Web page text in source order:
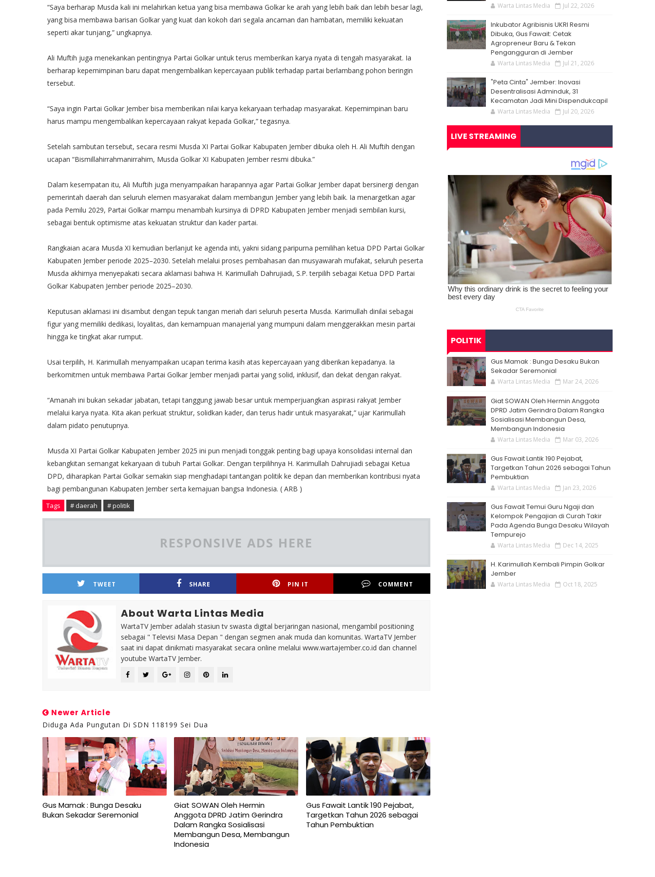
“Saya berharap Musda kali ini melahirkan ketua yang bisa membawa Golkar ke arah yang lebih baik dan lebih besar lagi,
yang bisa membawa barisan Golkar yang kuat dan kokoh dari segala ancaman dan hambatan, memiliki kekuatan
seperti akar tunjang,” ungkapnya.
Ali Muftih juga menekankan pentingnya Partai Golkar untuk terus memberikan karya nyata di tengah masyarakat. Ia
berharap kepemimpinan baru dapat mengembalikan kepercayaan publik terhadap partai berlambang pohon beringin
tersebut.
“Saya ingin Partai Golkar Jember bisa memberikan nilai karya kekaryaan terhadap masyarakat. Kepemimpinan baru
harus mampu mengembalikan kepercayaan rakyat kepada Golkar,” tegasnya.
Setelah sambutan tersebut, secara resmi Musda XI Partai Golkar Kabupaten Jember dibuka oleh H. Ali Muftih dengan
ucapan “Bismillahirrahmanirrahim, Musda Golkar XI Kabupaten Jember resmi dibuka.”
Dalam kesempatan itu, Ali Muftih juga menyampaikan harapannya agar Partai Golkar Jember dapat bersinergi dengan
pemerintah daerah dan seluruh elemen masyarakat dalam membangun Jember yang lebih baik. Ia menargetkan agar
pada Pemilu 2029, Partai Golkar mampu menambah kursinya di DPRD Kabupaten Jember menjadi sembilan kursi,
sebagai bentuk optimisme atas kekuatan struktur dan kader partai.
Rangkaian acara Musda XI kemudian berlanjut ke agenda inti, yakni sidang paripurna pemilihan ketua DPD Partai Golkar
Kabupaten Jember periode 2025–2030. Setelah melalui proses pembahasan dan musyawarah mufakat, seluruh peserta
Musda akhirnya menyepakati secara aklamasi bahwa H. Karimullah Dahrujiadi, S.P. terpilih sebagai Ketua DPD Partai
Golkar Kabupaten Jember periode 2025–2030.
Keputusan aklamasi ini disambut dengan tepuk tangan meriah dari seluruh peserta Musda. Karimullah dinilai sebagai
figur yang memiliki dedikasi, loyalitas, dan kemampuan manajerial yang mumpuni dalam menggerakkan mesin partai
hingga ke tingkat akar rumput.
Usai terpilih, H. Karimullah menyampaikan ucapan terima kasih atas kepercayaan yang diberikan kepadanya. Ia
berkomitmen untuk membawa Partai Golkar Jember menjadi partai yang solid, inklusif, dan dekat dengan rakyat.
“Amanah ini bukan sekadar jabatan, tetapi tanggung jawab besar untuk memperjuangkan aspirasi rakyat Jember
melalui karya nyata. Kita akan perkuat struktur, solidkan kader, dan terus hadir untuk masyarakat,” ujar Karimullah
dalam pidato penutupnya.
Musda XI Partai Golkar Kabupaten Jember 2025 ini pun menjadi tonggak penting bagi upaya konsolidasi internal dan
kebangkitan semangat kekaryaan di tubuh Partai Golkar. Dengan terpilihnya H. Karimullah Dahrujiadi sebagai Ketua
DPD, diharapkan Partai Golkar semakin siap menghadapi tantangan politik ke depan dan memberikan kontribusi nyata
bagi pembangunan Kabupaten Jember serta kemajuan bangsa Indonesia. ( ARB )
Tags # daerah # politik
RESPONSIVE ADS HERE
TWEET SHARE PIN IT COMMENT
About Warta Lintas Media
WartaTV Jember adalah stasiun tv swasta digital berjaringan nasional, mengambil positioning
sebagai " Televisi Masa Depan " dengan segmen anak muda dan komunitas. WartaTV Jember
saat ini dapat dinikmati masyarakat secara online melalui www.wartajember.co.id dan channel
youtube WartaTV Jember.
Newer Article
Diduga Ada Pungutan Di SDN 118199 Sei Dua
Gus Mamak : Bunga Desaku
Bukan Sekadar Seremonial
Giat SOWAN Oleh Hermin
Anggota DPRD Jatim Gerindra
Dalam Rangka Sosialisasi
Membangun Desa, Membangun
Indonesia
Gus Fawait Lantik 190 Pejabat,
Targetkan Tahun 2026 sebagai
Tahun Pembuktian
Warta Lintas Media Jul 22, 2026
Inkubator Agribisnis UKRI Resmi
Dibuka, Gus Fawait: Cetak
Agropreneur Baru & Tekan
Pengangguran di Jember
Warta Lintas Media Jul 21, 2026
"Peta Cinta" Jember: Inovasi
Desentralisasi Adminduk, 31
Kecamatan Jadi Mini Dispendukcapil
Warta Lintas Media Jul 20, 2026
LIVE STREAMING
POLITIK
Gus Mamak : Bunga Desaku Bukan
Sekadar Seremonial
Warta Lintas Media Mar 24, 2026
Giat SOWAN Oleh Hermin Anggota
DPRD Jatim Gerindra Dalam Rangka
Sosialisasi Membangun Desa,
Membangun Indonesia
Warta Lintas Media Mar 03, 2026
Gus Fawait Lantik 190 Pejabat,
Targetkan Tahun 2026 sebagai Tahun
Pembuktian
Warta Lintas Media Jan 23, 2026
Gus Fawait Temui Guru Ngaji dan
Kelompok Pengajian di Curah Takir
Pada Agenda Bunga Desaku Wilayah
Tempurejo
Warta Lintas Media Dec 14, 2025
H. Karimullah Kembali Pimpin Golkar
Jember
Warta Lintas Media Oct 18, 2025